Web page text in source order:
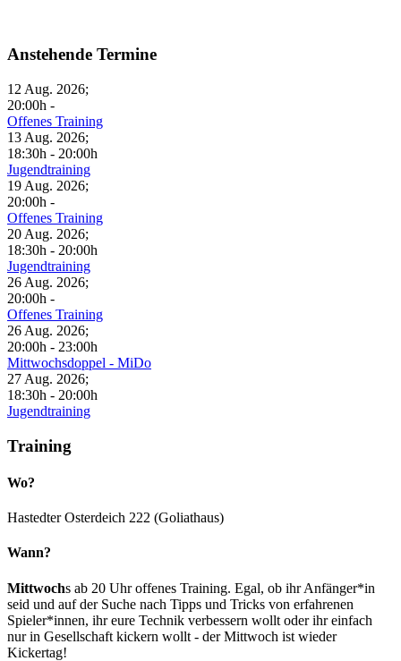
Anstehende Termine
12 Aug. 2026;
20:00h -
Offenes Training
13 Aug. 2026;
18:30h - 20:00h
Jugendtraining
19 Aug. 2026;
20:00h -
Offenes Training
20 Aug. 2026;
18:30h - 20:00h
Jugendtraining
26 Aug. 2026;
20:00h -
Offenes Training
26 Aug. 2026;
20:00h - 23:00h
Mittwochsdoppel - MiDo
27 Aug. 2026;
18:30h - 20:00h
Jugendtraining
Training
Wo?
Hastedter Osterdeich 222 (Goliathaus)
Wann?
Mittwochs ab 20 Uhr offenes Training. Egal, ob ihr Anfänger*in
seid und auf der Suche nach Tipps und Tricks von erfahrenen
Spieler*innen, ihr eure Technik verbessern wollt oder ihr einfach
nur in Gesellschaft kickern wollt - der Mittwoch ist wieder
Kickertag!